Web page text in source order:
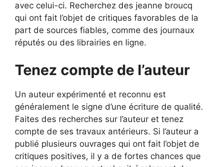
avec celui-ci. Recherchez des jeanne broucq
qui ont fait l’objet de critiques favorables de la
part de sources fiables, comme des journaux
réputés ou des librairies en ligne.
Tenez compte de l’auteur
Un auteur expérimenté et reconnu est
généralement le signe d’une écriture de qualité.
Faites des recherches sur l’auteur et tenez
compte de ses travaux antérieurs. Si l’auteur a
publié plusieurs ouvrages qui ont fait l’objet de
critiques positives, il y a de fortes chances que